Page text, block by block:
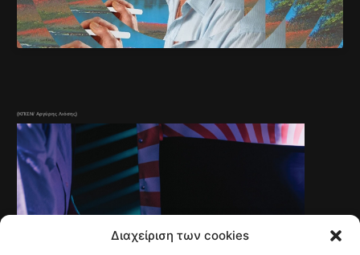
Διαχείριση των cookies
(ΚΠΙΣΝ/ Αργύρης Λιόσης)